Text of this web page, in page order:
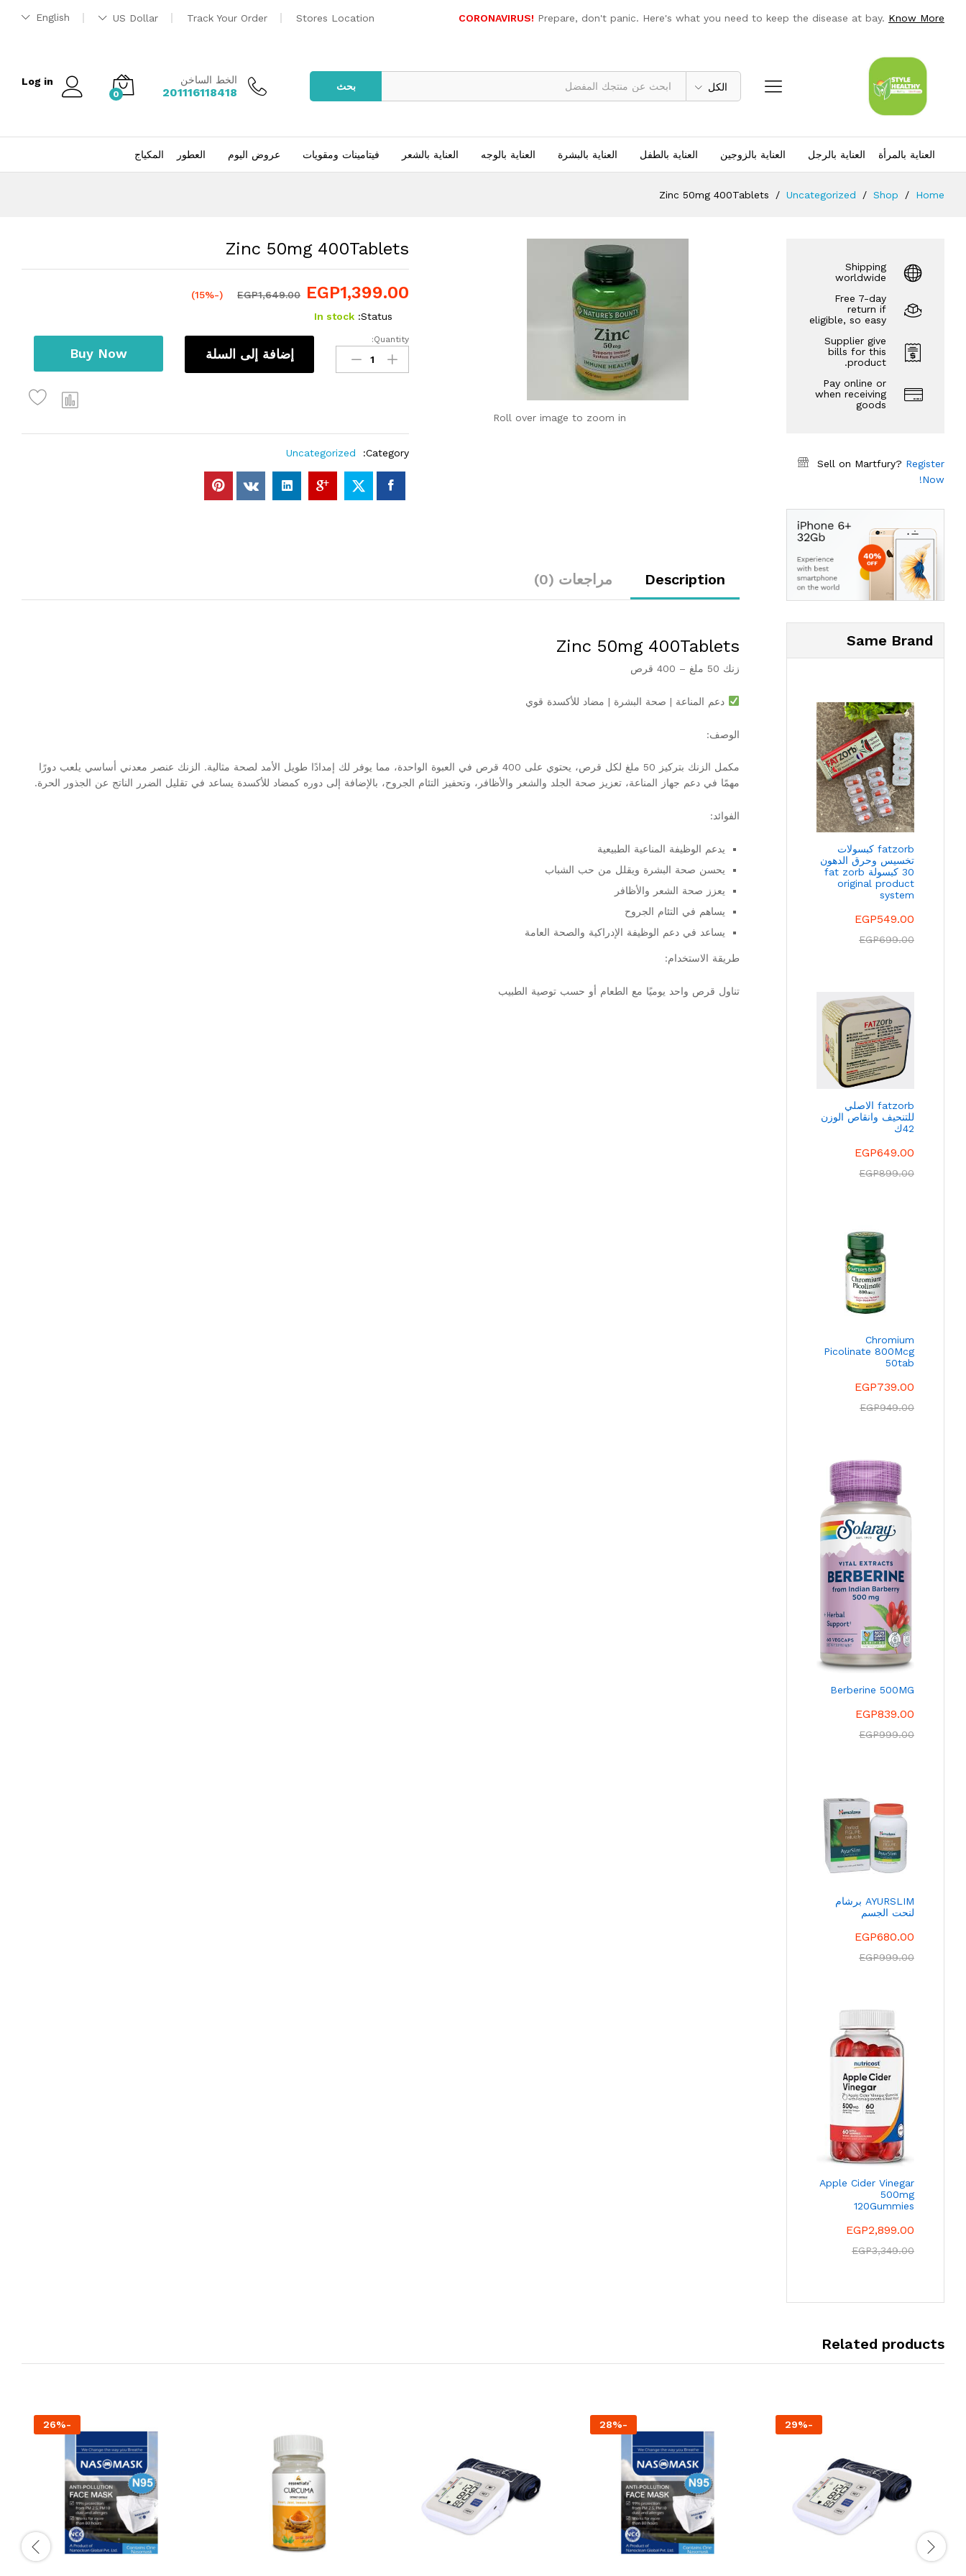
CORONAVIRUS! Prepare, don't panic. Here's what you need to keep the disease at bay. Know More
Stores Location
Track Your Order
US Dollar
English
الكل بحث
الخط الساخن
201116118418
0
Log in
العناية بالمرأة العناية بالرجل العناية بالزوجين العناية بالطفل العناية بالبشرة العناية بالوجه العناية بالشعر فيتامينات ومقويات عروض اليوم العطور المكياج
Home
/
Shop
/
Uncategorized
/
Zinc 50mg 400Tablets
Roll over image to zoom in
Zinc 50mg 400Tablets
EGP1,399.00
EGP1,649.00
(-15%)
Status:
In stock
Zinc
50mg
400Tablets
Quantity:
إضافة إلى السلة Buy Now
Category:
Uncategorized
Description مراجعات (0)
Zinc 50mg 400Tablets
زنك 50 ملغ – 400 قرص
دعم المناعة | صحة البشرة | مضاد للأكسدة قوي
الوصف:
مكمل الزنك بتركيز 50 ملغ لكل قرص، يحتوي على 400 قرص في العبوة الواحدة، مما يوفر لك إمدادًا طويل الأمد لصحة مثالية. الزنك عنصر معدني أساسي يلعب دورًا
مهمًا في دعم جهاز المناعة، تعزيز صحة الجلد والشعر والأظافر، وتحفيز التئام الجروح، بالإضافة إلى دوره كمضاد للأكسدة يساعد في تقليل الضرر الناتج عن الجذور الحرة.
الفوائد:
يدعم الوظيفة المناعية الطبيعية
يحسن صحة البشرة ويقلل من حب الشباب
يعزز صحة الشعر والأظافر
يساهم في التئام الجروح
يساعد في دعم الوظيفة الإدراكية والصحة العامة
طريقة الاستخدام:
تناول قرص واحد يوميًا مع الطعام أو حسب توصية الطبيب
Shipping
worldwide
Free 7-day
return if
eligible, so easy
Supplier give
bills for this
product.
Pay online or
when receiving
goods
Sell on Martfury? Register
Now!
Same Brand
fatzorb كبسولات
تخسيس وحرق الدهون
30 كبسولة fat zorb
original product
system
EGP549.00
EGP699.00
fatzorb الاصلي
للتنحيف وانقاص الوزن
42ك
EGP649.00
EGP899.00
Chromium
Picolinate 800Mcg
50tab
EGP739.00
EGP949.00
Berberine 500MG
EGP839.00
EGP999.00
AYURSLIM برشام
لنحت الجسم
EGP680.00
EGP999.00
Apple Cider Vinegar
500mg
120Gummies
EGP2,899.00
EGP3,349.00
Related products
-
29%
-
28%
-
26%
Description مراجعات (0) EGP1,649.00
إضافة إلى السلة